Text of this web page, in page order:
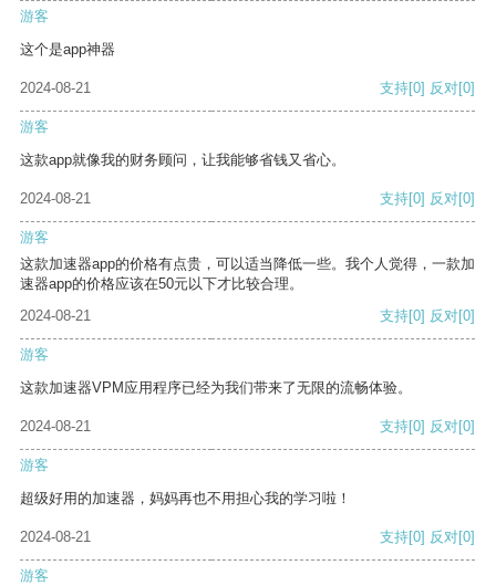
游客
这个是app神器
2024-08-21 支持[0] 反对[0]
游客
这款app就像我的财务顾问，让我能够省钱又省心。
2024-08-21 支持[0] 反对[0]
游客
这款加速器app的价格有点贵，可以适当降低一些。我个人觉得，一款加
速器app的价格应该在50元以下才比较合理。
2024-08-21
支持[0] 反对[0]
游客
这款加速器VPM应用程序已经为我们带来了无限的流畅体验。
2024-08-21 支持[0] 反对[0]
游客
超级好用的加速器，妈妈再也不用担心我的学习啦！
2024-08-21 支持[0] 反对[0]
游客